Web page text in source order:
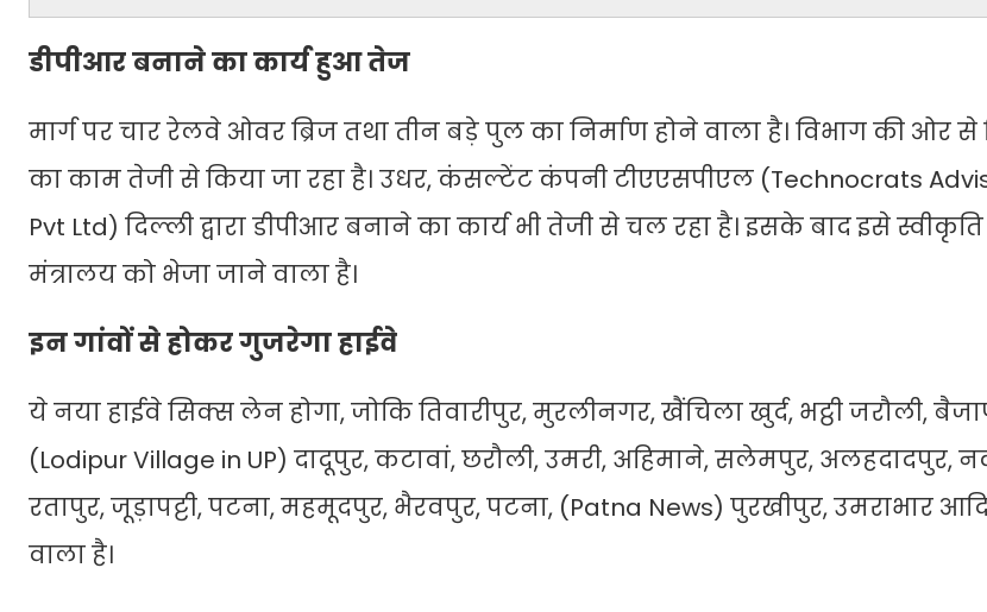
डीपीआर बनाने का कार्य हुआ तेज
मार्ग पर चार रेलवे ओवर ब्रिज तथा तीन बड़े पुल का निर्माण होने वाला है। विभाग की ओर
का काम तेजी से किया जा रहा है। उधर, कंसल्टेंट कंपनी टीएएसपीएल (Technocrats
Pvt Ltd) दिल्ली द्वारा डीपीआर बनाने का कार्य भी तेजी से चल रहा है। इसके बाद इसे
मंत्रालय को भेजा जाने वाला है।
इन गांवों से होकर गुजरेगा हाईवे
ये नया हाईवे सिक्स लेन होगा, जोकि तिवारीपुर, मुरलीनगर, खैंचिला खुर्द, भट्ठी जरौली,
(Lodipur Village in UP) दादूपुर, कटावां, छरौली, उमरी, अहिमाने, सलेमपुर, अलहदादपुर,
रतापुर, जूड़ापट्टी, पटना, महमूदपुर, भैरवपुर, पटना, (Patna News) पुरखीपुर, उमराभार
वाला है।